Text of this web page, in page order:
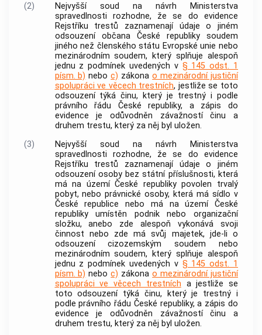
(2)
Nejvyšší soud na návrh Ministerstva
spravedlnosti rozhodne, že se do evidence
Rejstříku trestů zaznamenají údaje o jiném
odsouzení občana České republiky soudem
jiného než členského státu Evropské unie nebo
mezinárodním soudem, který splňuje alespoň
jednu z podmínek uvedených v § 145 odst. 1
písm. b) neboc) zákonao mezinárodní justiční
spolupráci ve věcech trestních, jestliže se toto
odsouzení týká činu, který je trestný i podle
právního řádu České republiky, a zápis do
evidence je odůvodněn závažností činu a
druhem trestu, který za něj byl uložen.
(3)
Nejvyšší soud na návrh Ministerstva
spravedlnosti rozhodne, že se do evidence
Rejstříku trestů zaznamenají údaje o jiném
odsouzení osoby bez státní příslušnosti, která
má na území České republiky povolen trvalý
pobyt, nebo právnické osoby, která má sídlo v
České republice nebo má na území České
republiky umístěn podnik nebo organizační
složku, anebo zde alespoň vykonává svoji
činnost nebo zde má svůj majetek, jde-li o
odsouzení cizozemským soudem nebo
mezinárodním soudem, který splňuje alespoň
jednu z podmínek uvedených v § 145 odst. 1
písm. b) neboc) zákonao mezinárodní justiční
spolupráci ve věcech trestních a jestliže se
toto odsouzení týká činu, který je trestný i
podle právního řádu České republiky, a zápis do
evidence je odůvodněn závažností činu a
druhem trestu, který za něj byl uložen.